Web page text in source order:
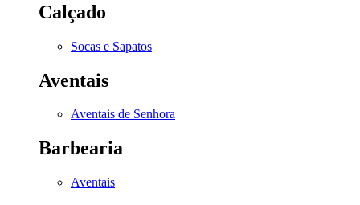
Calçado
Socas e Sapatos
Aventais
Aventais de Senhora
Barbearia
Aventais